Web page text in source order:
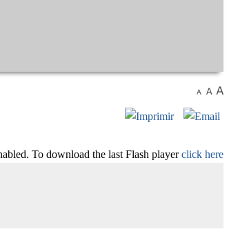
To download the last Flash playerclick here